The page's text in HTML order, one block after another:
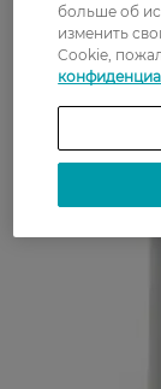
больше об
изменить
Cookie,